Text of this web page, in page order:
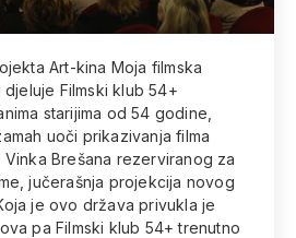
Art-kina Moja filmska
Filmski klub 54+
starijima od 54 godine,
uoči prikazivanja filma
Brešana rezerviranog za
jučerašnja projekcija novog
je ovo država privukla je
pa Filmski klub 54+ trenutno